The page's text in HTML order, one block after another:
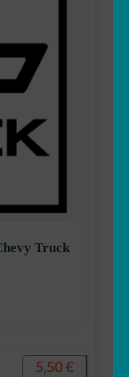
Truck
5,50 €